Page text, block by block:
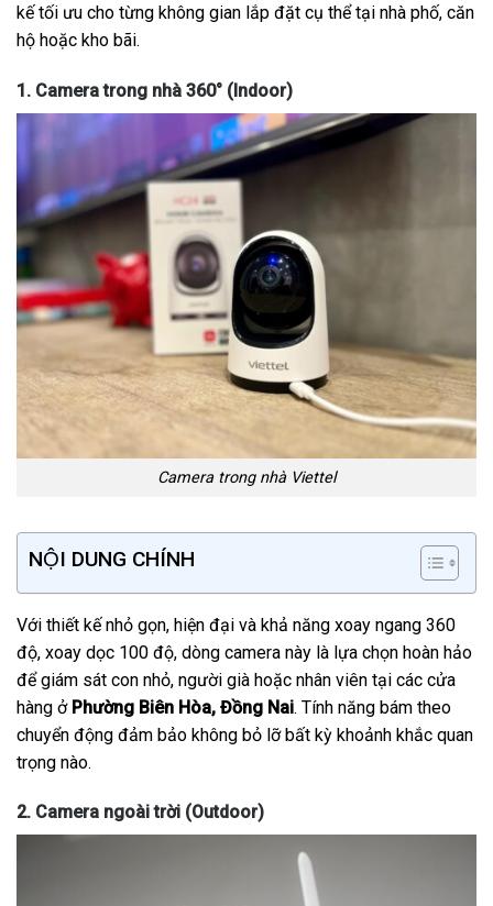
kế tối ưu cho từng không gian lắp đặt cụ thể tại nhà phố, căn
hộ hoặc kho bãi.
1. Camera trong nhà 360° (Indoor)
Camera trong nhà Viettel
NỘI DUNG CHÍNH
Với thiết kế nhỏ gọn, hiện đại và khả năng xoay ngang 360
độ, xoay dọc 100 độ, dòng camera này là lựa chọn hoàn hảo
để giám sát con nhỏ, người già hoặc nhân viên tại các cửa
hàng ở Phường Biên Hòa, Đồng Nai. Tính năng bám theo
chuyển động đảm bảo không bỏ lỡ bất kỳ khoảnh khắc quan
trọng nào.
2. Camera ngoài trời (Outdoor)